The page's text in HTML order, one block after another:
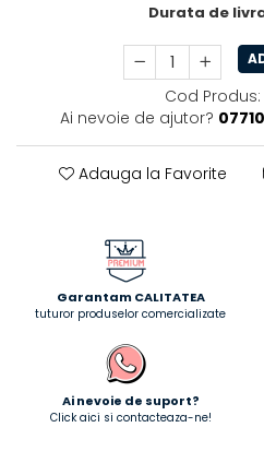
Durata de
Cod Produs:
Ai nevoie de ajutor?
Adauga la Favorite
Garantam CALITATEA
tuturor produselor comercializate
Ai nevoie de suport?
Click aici si contacteaza-ne!